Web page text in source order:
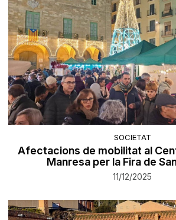
SOCIETAT
Afectacions de mobilitat al
Manresa per la Fira de
11/12/2025